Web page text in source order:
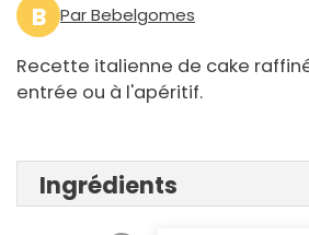
B Par Bebelgomes
Recette italienne de cake
entrée ou à l'apéritif.
Ingrédients